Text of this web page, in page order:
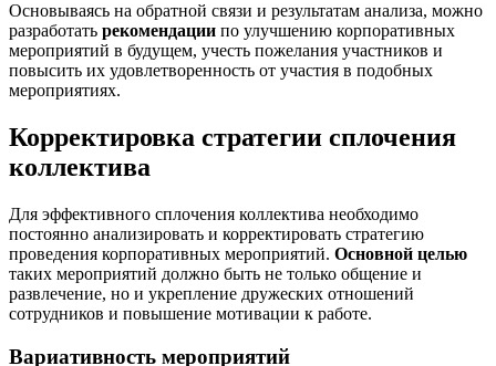
Основываясь на обратной связи и результатам анализа, можно
разработать рекомендации по улучшению корпоративных
мероприятий в будущем, учесть пожелания участников и
повысить их удовлетворенность от участия в подобных
мероприятиях.
Корректировка стратегии сплочения
коллектива
Для эффективного сплочения коллектива необходимо
постоянно анализировать и корректировать стратегию
проведения корпоративных мероприятий. Основной целью
таких мероприятий должно быть не только общение и
развлечение, но и укрепление дружеских отношений
сотрудников и повышение мотивации к работе.
Вариативность мероприятий